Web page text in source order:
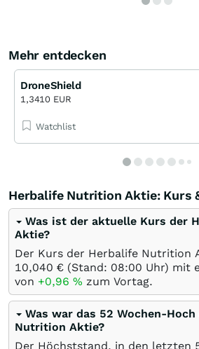
Mehr entdecken
DroneShield
1,3410 EUR
Watchlist
Herbalife Nutrition Aktie: Kurs
Was ist der aktuelle Kurs der
Aktie?
Der Kurs der Herbalife Nutrition
10,040 € (Stand: 08:00 Uhr) mit
von +0,96 % zum Vortag.
Was war das 52 Wochen-
Nutrition Aktie?
Der Höchststand, in den letzten